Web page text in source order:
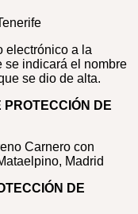
electrónico a la
se indicará el nombre
se dio de alta.
DE
Carnero con
Madrid
DE